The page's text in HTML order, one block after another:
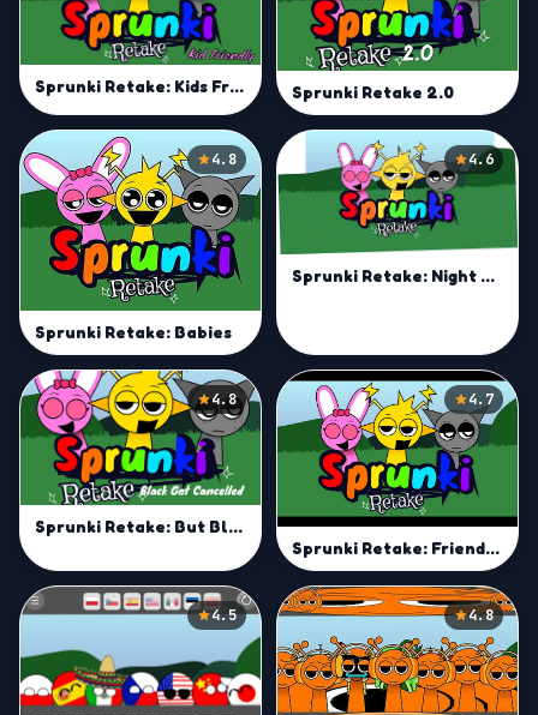
Sprunki Retake: Kids Friendly Sprunki Retake 2.0
4.8
Sprunki Retake: Babies
4.6
Sprunki Retake: Night Mode
4.8
Sprunki Retake: But Black Cancelled
4.7
Sprunki Retake: Friendly Edition
4.5 4.8